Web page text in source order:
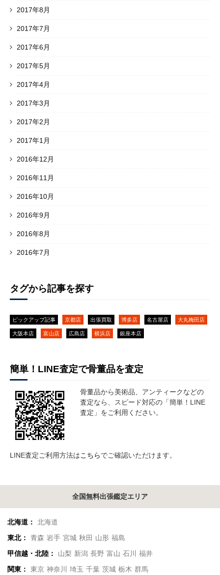
2017年8月
2017年7月
2017年6月
2017年5月
2017年4月
2017年3月
2017年2月
2017年1月
2016年12月
2016年11月
2016年10月
2016年9月
2016年8月
2016年7月
タグから記事を探す
ピックアップ記事 京都店 出張買取 博多店 名古屋店 大丸梅田店
大阪本店 富山店 広島店 横浜店 銀座本店
簡単！LINE査定で骨董品を査定
骨董品から美術品、アンティークなどの
査定なら、スピード対応の「簡単！LINE
査定」をご利用ください。
LINE査定ご利用方法はこちらでご確認いただけます。
全国無料出張鑑定エリア
北海道：
北海道
東北：
青森 岩手 宮城 秋田 山形 福島
甲信越・北陸：
山梨 新潟 長野 富山 石川
福井
関東：
東京 神奈川 埼玉 千葉 茨城 栃木 群馬